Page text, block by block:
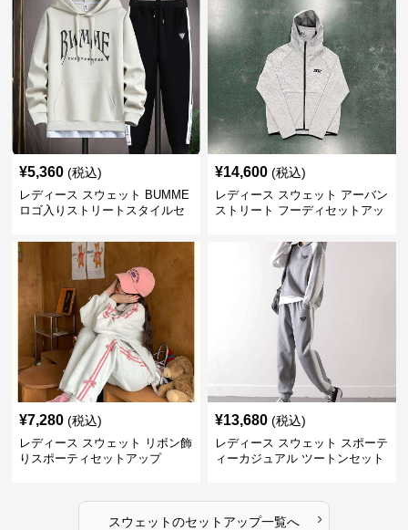
¥5,360 (税込)
レディース スウェット BUMME
ロゴ入りストリートスタイルセ
¥14,600 (税込)
レディース スウェット アーバン
ストリート フーディセットアッ
¥7,280 (税込)
レディース スウェット リボン飾
りスポーティセットアップ
¥13,680 (税込)
レディース スウェット スポーテ
ィーカジュアル ツートンセット
スウェットのセットアップ一覧へ ›